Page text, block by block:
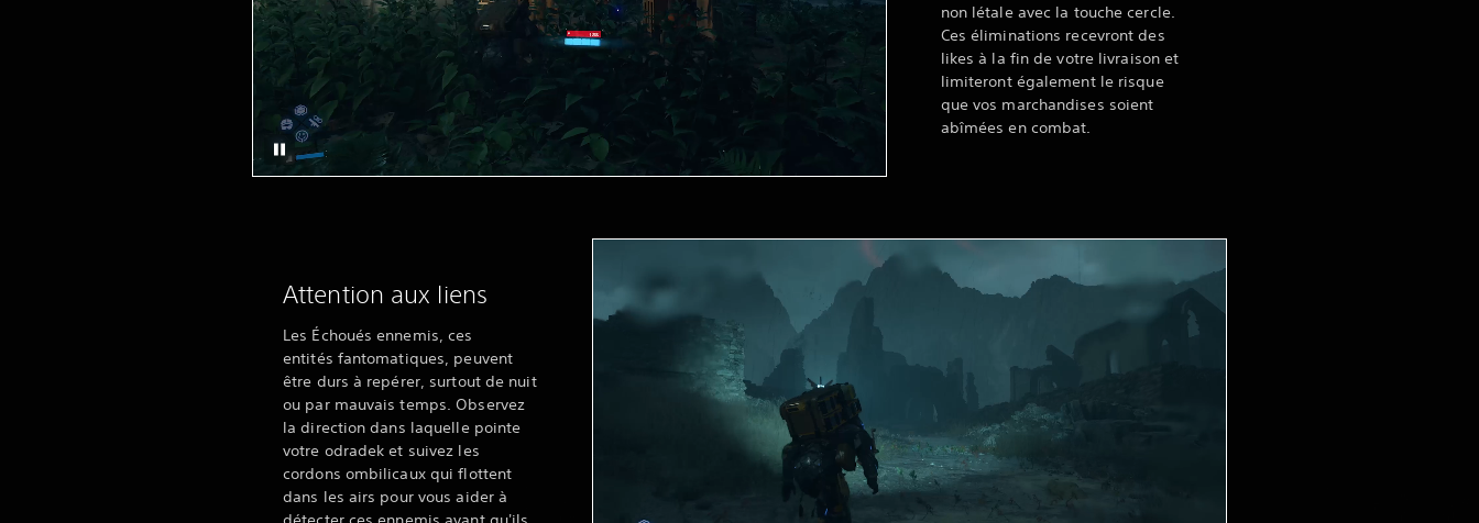
non létale avec la touche cercle.
Ces éliminations recevront des
likes à la fin de votre livraison et
limiteront également le risque
que vos marchandises soient
abîmées en combat.
Attention aux liens
Les Échoués ennemis, ces
entités fantomatiques, peuvent
être durs à repérer, surtout de nuit
ou par mauvais temps. Observez
la direction dans laquelle pointe
votre odradek et suivez les
cordons ombilicaux qui flottent
dans les airs pour vous aider à